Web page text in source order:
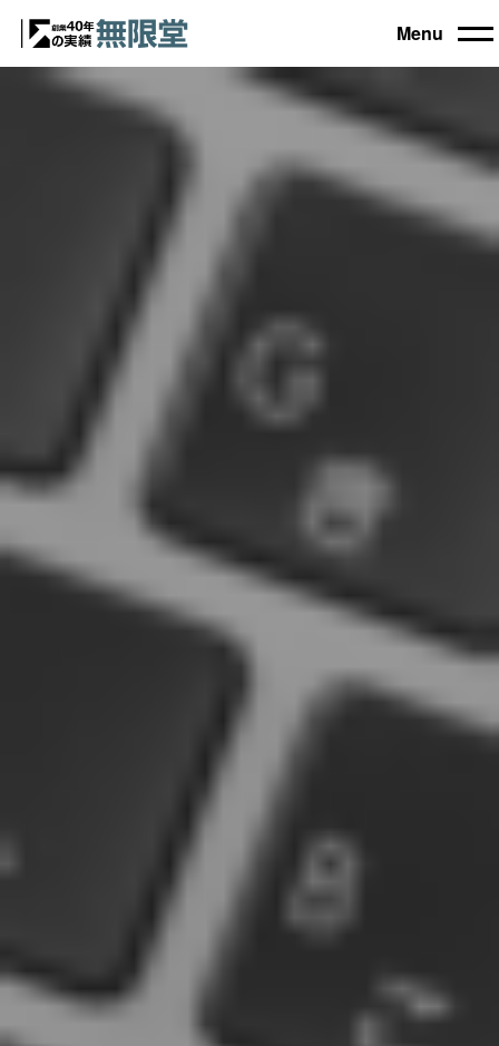
トップ
買取機器一覧▼
自動車設備機械
工作機械
木工機械
ブログ
お電話でのご相談もお気軽に
0120-031903
Menu